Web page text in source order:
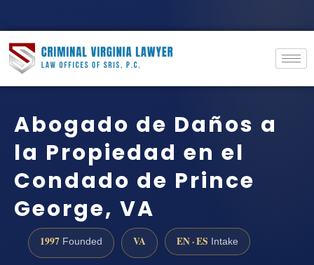
Abogado de Daños a
la Propiedad en el
Condado de Prince
George, VA
1997 Founded VA EN · ES Intake